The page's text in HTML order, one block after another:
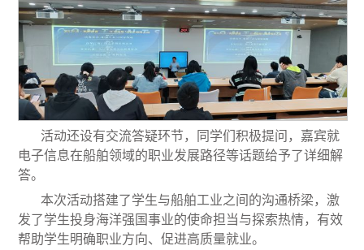
活动还设有交流答疑环节，同学们积极提问，嘉宾就
电子信息在船舶领域的职业发展路径等话题给予了详细解
答。
本次活动搭建了学生与船舶工业之间的沟通桥梁，激
发了学生投身海洋强国事业的使命担当与探索热情，有效
帮助学生明确职业方向、促进高质量就业。